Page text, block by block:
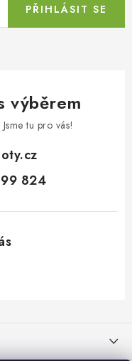
PŘIHLÁSIT SE
výběrem
tu pro vás!
824